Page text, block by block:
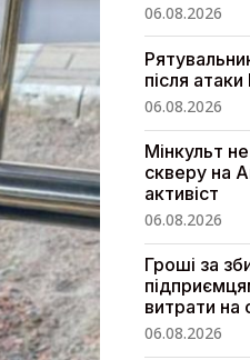
06.08.2026
після
06.08.2026
Мінкульт
скверу на
активіст
06.08.2026
Гроші за
витрати на
06.08.2026